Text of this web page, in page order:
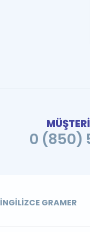
0 (850)
İNGILIZCE GRAMER